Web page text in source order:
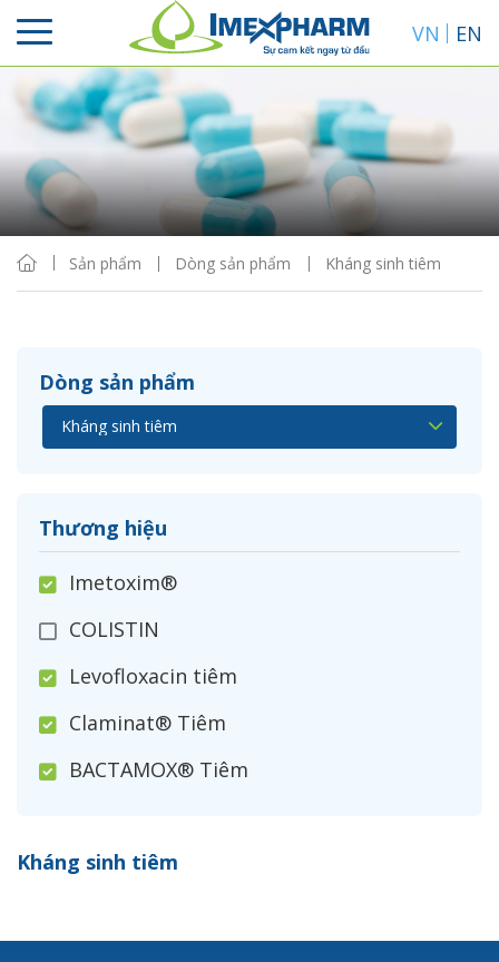
VN EN
Sản phẩm Dòng sản phẩm Kháng sinh tiêm
Dòng sản phẩm
Thương hiệu
Imetoxim®
COLISTIN
Levofloxacin tiêm
Claminat® Tiêm
BACTAMOX® Tiêm
Ceftizoxim®
Kháng sinh tiêm
Sắp xếp
Hiển thị